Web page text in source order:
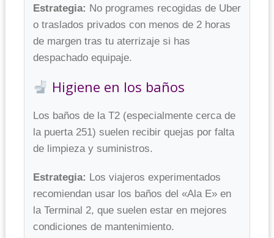
Estrategia: No programes recogidas de Uber
o traslados privados con menos de 2 horas
de margen tras tu aterrizaje si has
despachado equipaje.
Higiene en los baños
Los baños de la T2 (especialmente cerca de
la puerta 251) suelen recibir quejas por falta
de limpieza y suministros.
Estrategia: Los viajeros experimentados
recomiendan usar los baños del «Ala E» en
la Terminal 2, que suelen estar en mejores
condiciones de mantenimiento.